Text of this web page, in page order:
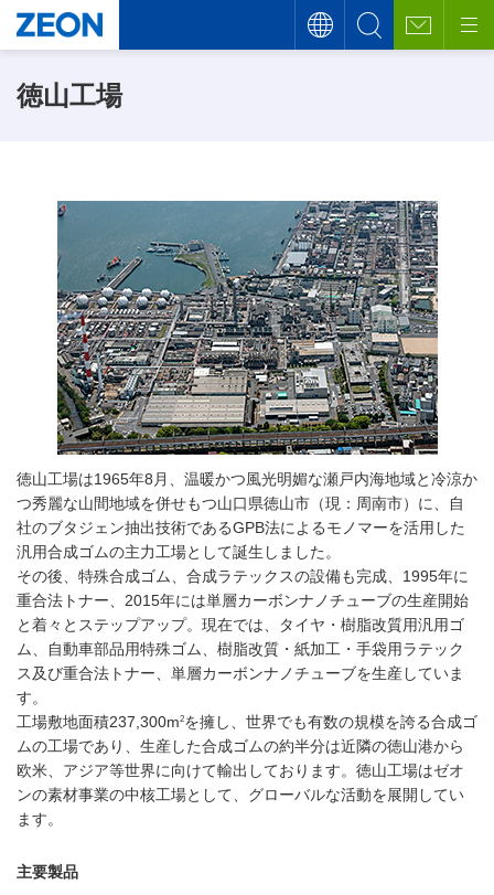
徳山工場
徳山工場は1965年8月、温暖かつ風光明媚な瀬戸内海地域と冷涼か
つ秀麗な山間地域を併せもつ山口県徳山市（現：周南市）に、自
社のブタジェン抽出技術であるGPB法によるモノマーを活用した
汎用合成ゴムの主力工場として誕生しました。
その後、特殊合成ゴム、合成ラテックスの設備も完成、1995年に
重合法トナー、2015年には単層カーボンナノチューブの生産開始
と着々とステップアップ。現在では、タイヤ・樹脂改質用汎用ゴ
ム、自動車部品用特殊ゴム、樹脂改質・紙加工・手袋用ラテック
ス及び重合法トナー、単層カーボンナノチューブを生産していま
す。
工場敷地面積237,300m2を擁し、世界でも有数の規模を誇る合成ゴ
ムの工場であり、生産した合成ゴムの約半分は近隣の徳山港から
欧米、アジア等世界に向けて輸出しております。徳山工場はゼオ
ンの素材事業の中核工場として、グローバルな活動を展開してい
ます。
主要製品